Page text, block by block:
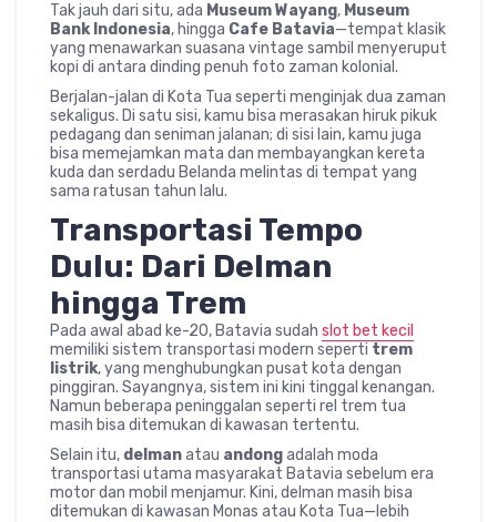
Tak jauh dari situ, ada Museum Wayang, Museum
Bank Indonesia, hingga Cafe Batavia—tempat klasik
yang menawarkan suasana vintage sambil menyeruput
kopi di antara dinding penuh foto zaman kolonial.
Berjalan-jalan di Kota Tua seperti menginjak dua zaman
sekaligus. Di satu sisi, kamu bisa merasakan hiruk pikuk
pedagang dan seniman jalanan; di sisi lain, kamu juga
bisa memejamkan mata dan membayangkan kereta
kuda dan serdadu Belanda melintas di tempat yang
sama ratusan tahun lalu.
Transportasi Tempo
Dulu: Dari Delman
hingga Trem
Pada awal abad ke-20, Batavia sudah slot bet kecil
memiliki sistem transportasi modern seperti trem
listrik, yang menghubungkan pusat kota dengan
pinggiran. Sayangnya, sistem ini kini tinggal kenangan.
Namun beberapa peninggalan seperti rel trem tua
masih bisa ditemukan di kawasan tertentu.
Selain itu, delmanatau andongadalah moda
transportasi utama masyarakat Batavia sebelum era
motor dan mobil menjamur. Kini, delman masih bisa
ditemukan di kawasan Monas atau Kota Tua—lebih